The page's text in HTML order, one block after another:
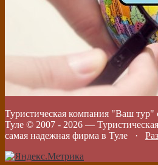
Туристическая компания "Ваш тур"
Туле © 2007 - 2026 —
самая надежная фирма в Туле ·